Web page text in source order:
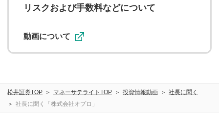
に関する著作者人格権を行使しないことに同意します。利
用者が投稿したコメントは、当社サービスの広告・宣伝、
ることがあります。
リスクおよび手数料などについて
動画について
松井証券TOP マネーサテライトTOP 投資情報動画
社長に聞く
社長に聞く「株式会社オプロ」